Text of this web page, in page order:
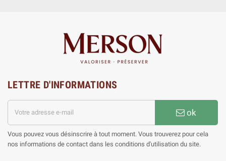
LETTRE D'INFORMATIONS
ok
Vous pouvez vous désinscrire à tout moment. Vous trouverez pour cela
nos informations de contact dans les conditions d'utilisation du site.